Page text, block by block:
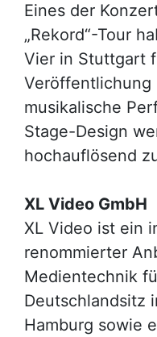
Eines der
„Rekord“-Tour
Vier in Stuttgart
Veröffentlichung
musikalische
Stage-Design
hochauflösend
XL Video GmbH
XL Video ist ein
renommierter
Medientechnik
Deutschlandsitz
Hamburg sowie